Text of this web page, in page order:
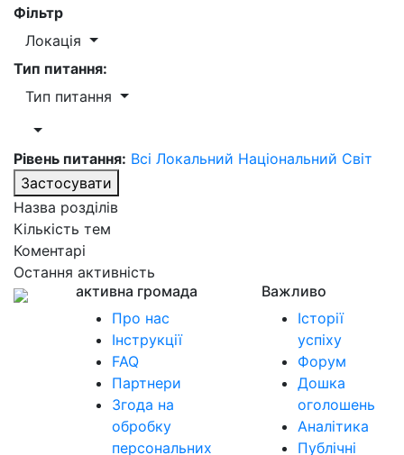
Фільтр
Локація
Тип питання:
Тип питання
Рівень питання: Всі Локальний Національний Світ
Застосувати
Назва розділів
Кількість тем
Коментарі
Остання активність
активна громада
Про нас
Інструкції
FAQ
Партнери
Згода на
обробку
персональних
Важливо
Історії
успіху
Форум
Дошка
оголошень
Аналітика
Публічні